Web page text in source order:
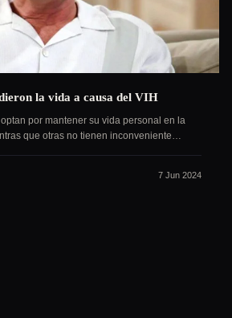
la vida a causa del VIH
por mantener su vida personal en la
que otras no tienen inconveniente…
7 Jun 2024